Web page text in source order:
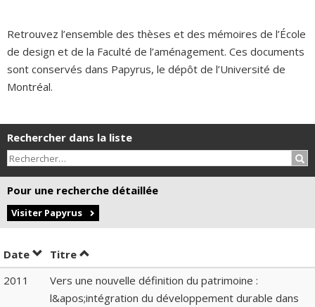
Retrouvez l’ensemble des thèses et des mémoires de l’École
de design et de la Faculté de l’aménagement. Ces documents
sont conservés dans Papyrus, le dépôt de l’Université de
Montréal.
Rechercher dans la liste
Pour une recherche détaillée
Visiter Papyrus
Date Trier par date en ordre croissant
Titre Trier par titre en ordre croissant
2011
Vers une nouvelle définition du patrimoine :
l&apos;intégration du développement durable dans